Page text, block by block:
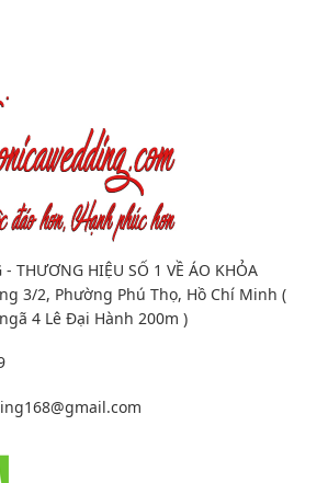
- THƯƠNG HIỆU SỐ 1 VỀ ÁO KHỎA
3/2, Phường Phú Thọ, Hồ Chí Minh (
4 Lê Đại Hành 200m )